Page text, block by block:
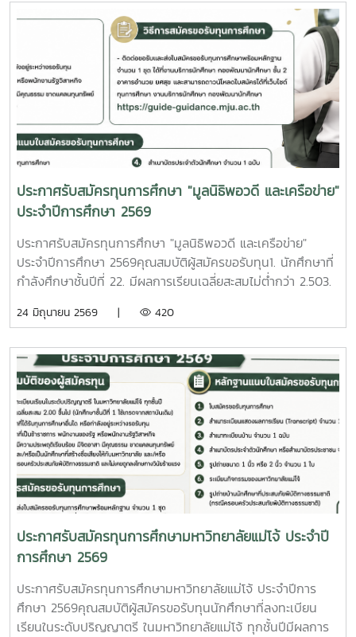
เดิม6. เป็นบุตรหรืออยู่ในความอุปการะของลูกค้า (ผู้กู้) ธนาคาร
เพื่อการเกษตรและสหกรณ์การเกษตรทั่วประเทศหมายเหตุ
นักศึกษาต้องมีคุณสมบัติของผู้สมัครขอรับทุนการศึกษา ตามข้อ
1 (1 - 6) ทุกข้อจึงมีสิทธิ์สมัครขอรับทุนการศึกษาดังกล่าวได้วิธี
การสมัครขอรับทุนการศึกษา1. ให้นักศึกษารับแบบฟอร์มใบสมัคร
ทุนการศึกษา “ปันน้ำใจพี่ให้น้อง” ครั้งที่ 5 ที่หน่วยทุนการศึกษา
ชั้น 2 อาคารอำนวย ยศสุข ตั้งแต่วันที่ 3 - 21 สิงหาคม 2569
พร้อมส่งใบสมัครทุนการศึกษา และหลักฐานการสมัครที่หน่วยทุน
การศึกษา งานบริการนักศึกษา จำนวน 1 ชุด2. ให้นักศึกษากรอก
ใบสมัครทุนการศึกษาให้สมบูรณ์ และเป็นไปตามความเป็นจริง ถ้า
หากคณะกรรมการพิจารณาทุนการศึกษา ตรวจพบว่าข้อมูลไม่
เป็นความจริงจะถูกตัดสิทธิขอรับทุนการศึกษาดังกล่าวหลักฐาน
แนบใบสมัครขอรับทุนการศึกษา จำนวน 1 ชุด1. รูปถ่าย 1 นิ้ว
หรือ 2 นิ้ว (สามารถใช้ภาพสแกนได้) 2. สำเนาบัตรประจำ
ประชาชนของนักศึกษา บิดา มารดา หรือผู้อุปการะ 3. ใบแสดง
มหาวิทยาลัยแม่โจ้สำหรับนักศึกษาชั้นปีที่ 1 ใช้ของสถาบันการ
อุปการะของลูกค้า (ผู้กู้) ธนาคารเพื่อการเกษตรและสหกรณ์
การเกษตรทั่วประเทศ เช่น สำเนาบัตรสมาชิก ธ.ก.ส. /สำเนา
บัญชีธนาคาร ธ.ก.ส.
ปกครองชำนาญการ กรมการปกครอง ในการประชุมหารือ
แนวทางการพัฒนาการดำเนินการโครงการจัดส่งนักศึกษาชาว
ไทยภูเขาเข้าศึกษาต่อมหาวิทยาลัย ตามที่กรมการปกครอง ได้มี
ความร่วมมือกับมหาวิทยาลัยแม่โจ้ในการดำเนินโครงการจัดส่ง
นักศึกษาชาวไทยภูเขาเข้าศึกษาต่อมหาวิทยาลัย ปีการศึกษา
2569 เพื่อเป็นการขยายโอกาสให้ชาวไทยภูเขาได้เข้าถึงการศึกษา
ระดับอุดมศึกษาอันเป็นพื้นฐานของการพัฒนาและยกระดับ
คุณภาพชีวิตและนำความรู้ที่ได้รับกลับไปสร้างสรรค์ประโยชน์และ
ความเจริญแก่ท้องถิ่น ณ ห้องประชุมองค์กรนักศึกษา ชั้น 2
อาคารอำนวย ยศสุข
ประกาศรับสมัครทุนการศึกษา "มูลนิธิพอวดี และเครือข่าย"
ประจำปีการศึกษา 2569
ประกาศรับสมัครทุนการศึกษา "มูลนิธิพอวดี และเครือข่าย"
ประจำปีการศึกษา 2569คุณสมบัติผู้สมัครขอรับทุน1. นักศึกษาที่
กำลังศึกษาชั้นปีที่ 22. มีผลการเรียนเฉลี่ยสะสมไม่ต่ำกว่า 2.503.
รับทุน4. ไม่เป็นนักศึกษาที่เป็นข้าราชการ พนักงานของรัฐ หรือ
มีจิตอาสา มีคุณธรรม ขาดแคลนทุนทรัพย์ในการศึกษา และไม่
เคยถูกลงโทษทางวินัยร้ายแรง วิธีการสมัครขอรับทุนการศึกษา-
ติดต่อขอรับและส่งใบสมัครขอรับทุนการศึกษาพร้อมหลักฐาน
จำนวน 1 ชุด ได้ที่งานบริการนักศึกษา กองพัฒนานักศึกษา ชั้น
2 อาคารอำนวย ยศสุข และสามารถดาวน์โหลดใบสมัครได้ที่
เว็บไซต์ทุนการศึกษา งานบริการนักศึกษา กองพัฒนานักศึกษา
ใบสมัครทุนการศึกษามูลนิธิพอวดีและเครือข่าย หรือ Scan Qr
Codeหลักฐานแนบใบสมัครขอรับทุนการศึกษา1. ใบสมัครขอรับ
ทุนการศึกษา2. สำเนาระเบียนแสดงผลการเรียน (Transcript)
จำนวน 1 ฉบับ3. สำเนาทะเบียนบ้าน จำนวน 1 ฉบับ4. สำเนาบัตร
ประจำตัวนักศึกษา หรือสำเนาบัตรประชาชน จำนวน 1 ฉบับ5. รูป
ถ่ายขนาด 1 นิ้ว จำนวน 1 ใบ6. ระเบียนกิจกรรมของมหาวิทยาลัย
แม่โจ้ ระยะเวลาการรับสมัครทุนการศึกษา: ตั้งแต่วันที่ 1 - 31
กรกฏาคม 2569อ่านรายละเอียดเพิ่มเติมได้ที่ ประกาศรับสมัคร
ทุนการศึกษา "มูลนิธิพอวดีและเครือข่าย" ประจำปีการศึกษา
24 มิถุนายน 2569 | 420
ประกาศรับสมัครทุนการศึกษามหาวิทยาลัยแม่โจ้ ประจำปี
การศึกษา 2569
ประกาศรับสมัครทุนการศึกษามหาวิทยาลัยแม่โจ้ ประจำปีการ
ศึกษา 2569คุณสมบัติผู้สมัครขอรับทุนนักศึกษาที่ลงทะเบียน
เรียนในระดับปริญญาตรี ในมหาวิทยาลัยแม่โจ้ ทุกชั้นปีมีผลการ